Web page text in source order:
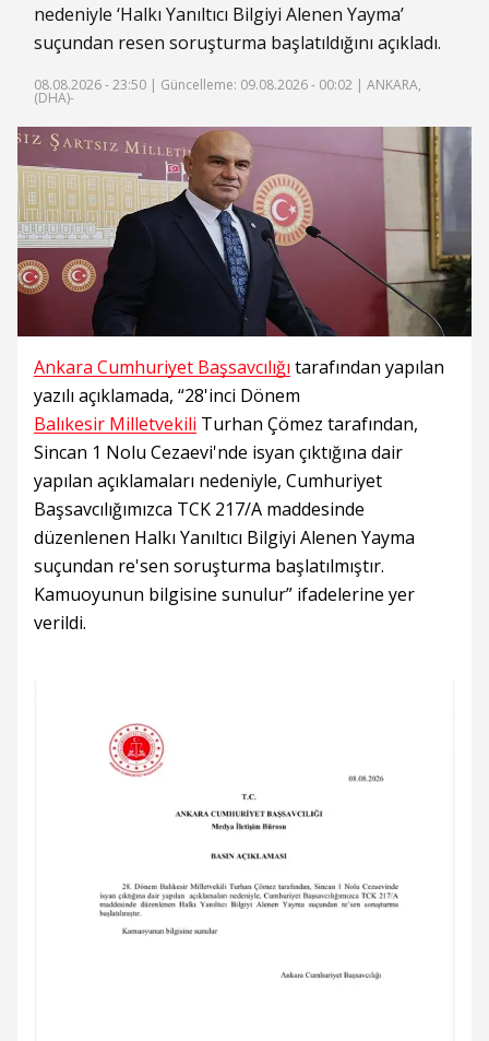
nedeniyle ‘Halkı Yanıltıcı Bilgiyi Alenen Yayma’
suçundan resen soruşturma başlatıldığını açıkladı.
08.08.2026 - 23:50 | Güncelleme: 09.08.2026 - 00:02 | ANKARA,
(DHA)-
Ankara Cumhuriyet Başsavcılığı tarafından yapılan
yazılı açıklamada, “28'inci Dönem
Balıkesir Milletvekili Turhan Çömez tarafından,
Sincan 1 Nolu Cezaevi'nde isyan çıktığına dair
yapılan açıklamaları nedeniyle, Cumhuriyet
Başsavcılığımızca TCK 217/A maddesinde
düzenlenen Halkı Yanıltıcı Bilgiyi Alenen Yayma
suçundan re'sen soruşturma başlatılmıştır.
Kamuoyunun bilgisine sunulur” ifadelerine yer
verildi.